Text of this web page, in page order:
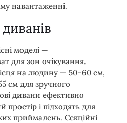
навантаженні.
моделі —
для зон очікування.
на людину — 50–60 см,
см для зручного
дивани ефективно
і підходять для
приймалень. Секційні